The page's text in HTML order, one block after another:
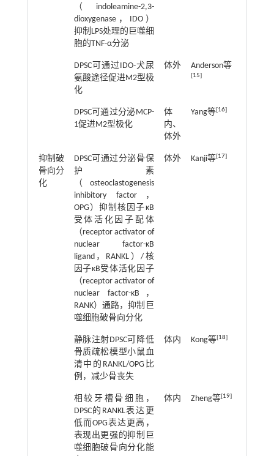
（indoleamine-2,3-
dioxygenase，IDO）
抑制LPS处理的巨噬细
胞的TNF-α分泌
DPSC可通过IDO-犬尿
氨酸途径促进M2型极
化
体外 Anderson等
[15]
DPSC可通过分泌MCP-
1促进M2型极化
体
内、
体外
Yang等[16]
抑制破
骨向分
化
DPSC可通过分泌骨保
护素
（osteoclastogenesis
inhibitory factor，
OPG）抑制核因子κB
受体活化因子配体
（receptor activator of
nuclear factor-κB
ligand，RANKL）/核
因子κB受体活化因子
（receptor activator of
nuclear factor-κB，
RANK）通路，抑制巨
噬细胞破骨向分化
体外 Kanji等[17]
静脉注射DPSC可降低
骨质疏松模型小鼠血
清中的RANKL/OPG比
例，减少骨丧失
体内 Kong等[18]
相较牙槽骨细胞，
DPSC的RANKL表达更
低而OPG表达更高，
表现出更强的抑制巨
噬细胞破骨向分化能
体内 Zheng等[19]